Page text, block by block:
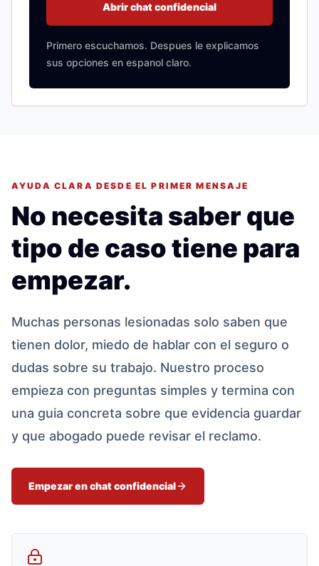
Abrir chat confidencial
Primero escuchamos. Despues le explicamos
sus opciones en espanol claro.
AYUDA CLARA DESDE EL PRIMER MENSAJE
No necesita saber que
tipo de caso tiene para
empezar.
Muchas personas lesionadas solo saben que
tienen dolor, miedo de hablar con el seguro o
dudas sobre su trabajo. Nuestro proceso
empieza con preguntas simples y termina con
una guia concreta sobre que evidencia guardar
y que abogado puede revisar el reclamo.
Empezar en chat confidencial